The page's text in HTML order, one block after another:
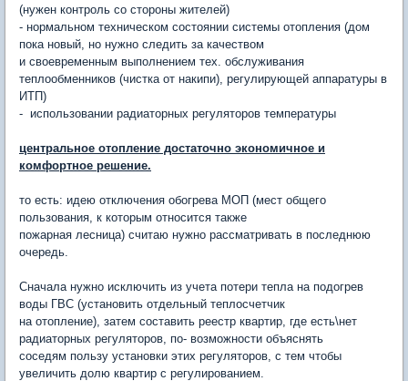
(нужен контроль со стороны жителей)
- нормальном техническом состоянии системы отопления (дом
пока новый, но нужно следить за качеством
и своевременным выполнением тех. обслуживания
теплообменников (чистка от накипи), регулирующей аппаратуры в
ИТП)
- использовании радиаторных регуляторов температуры
центральное отопление достаточно экономичное и
комфортное решение.
то есть: идею отключения обогрева МОП (мест общего
пользования, к которым относится также
пожарная лесница) считаю нужно рассматривать в последнюю
очередь.
Сначала нужно исключить из учета потери тепла на подогрев
воды ГВС (установить отдельный теплосчетчик
на отопление), затем составить реестр квартир, где есть\нет
радиаторных регуляторов, по- возможности объяснять
соседям пользу установки этих регуляторов, с тем чтобы
увеличить долю квартир с регулированием.